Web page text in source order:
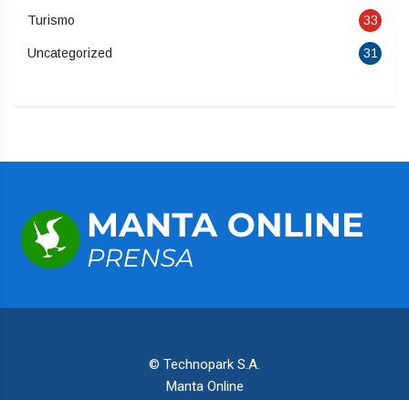
Turismo 33
Uncategorized 31
© Technopark S.A.
Manta Online